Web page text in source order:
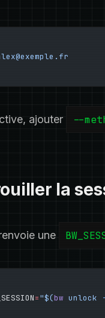
ajouter --
la
une
="$(bw unlock